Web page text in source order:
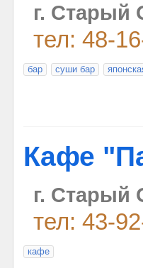
г. Старый
тел: 48-
бар суши бар
Кафе
г. Старый
тел: 43-
кафе